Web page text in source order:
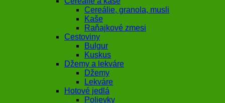
Cereálie, granola, musli
Kaše
Raňajkové zmesi
Cestoviny
Bulgur
Kuskus
Džemy a lekváre
Džemy
Lekváre
Hotové jedlá
Polievky